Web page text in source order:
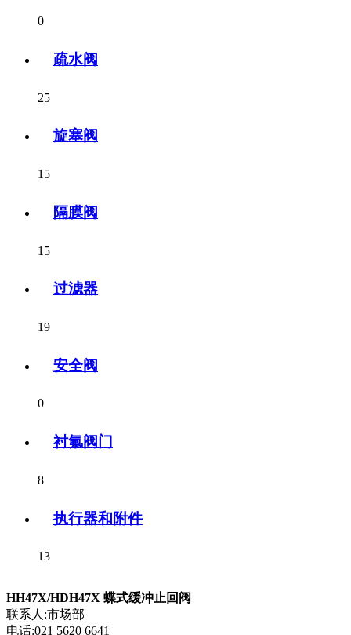
0
疏水阀
25
旋塞阀
15
隔膜阀
15
过滤器
19
安全阀
0
衬氟阀门
8
执行器和附件
13
HH47X/HDH47X 蝶式缓冲止回阀
联系人:市场部
电话:021 5620 6641